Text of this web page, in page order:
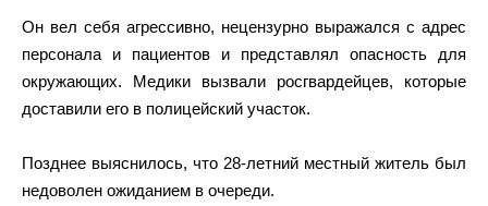
Он вел себя агрессивно, нецензурно выражался с адрес
персонала и пациентов и представлял опасность для
окружающих. Медики вызвали росгвардейцев, которые
доставили его в полицейский участок.
Позднее выяснилось, что 28-летний местный житель был
недоволен ожиданием в очереди.